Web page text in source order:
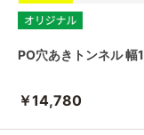
PO穴あきトンネル 幅
￥14,780